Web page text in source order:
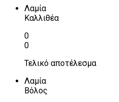
Λαμία
Καλλιθέα
0
0
Τελικό αποτέλεσμα
Λαμία
Βόλος